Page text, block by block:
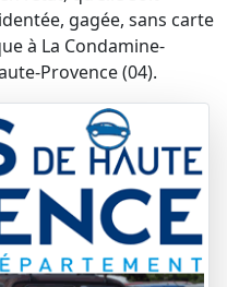
gagée, sans carte
à La Condamine-
Provence (04).